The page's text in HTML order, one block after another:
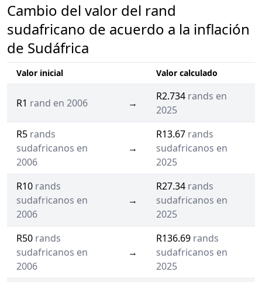
Cambio del valor del rand
sudafricano de acuerdo a la inflación
de Sudáfrica
Valor inicial Valor calculado
R1 rand en 2006 →
R2.734 rands en
2025
R5 rands
sudafricanos en
2006
→
R13.67 rands
sudafricanos en
2025
R10 rands
sudafricanos en
2006
→
R27.34 rands
sudafricanos en
2025
R50 rands
sudafricanos en
2006
→
R136.69 rands
sudafricanos en
2025